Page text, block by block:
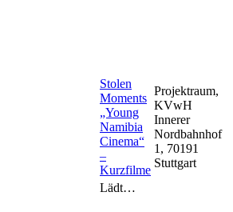
Stolen
Moments
„Young
Namibia
Cinema“
–
Kurzfilme
Projektraum,
KVwH
Innerer
Nordbahnhof
1, 70191
Stuttgart
Lädt…